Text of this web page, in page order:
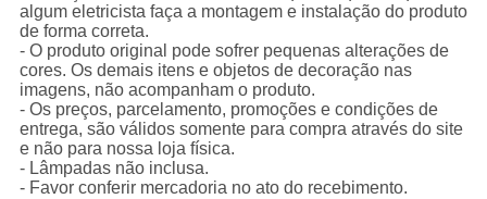
algum eletricista faça a montagem e instalação do produto
de forma correta.
- O produto original pode sofrer pequenas alterações de
cores. Os demais itens e objetos de decoração nas
imagens, não acompanham o produto.
- Os preços, parcelamento, promoções e condições de
entrega, são válidos somente para compra através do site
e não para nossa loja física.
- Lâmpadas não inclusa.
- Favor conferir mercadoria no ato do recebimento.